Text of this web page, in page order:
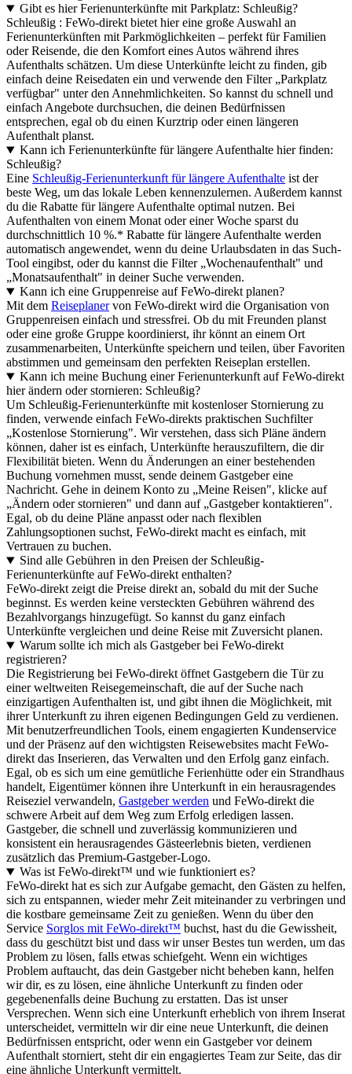
Gibt es hier Ferienunterkünfte mit Parkplatz: Schleußig?
Schleußig : FeWo-direkt bietet hier eine große Auswahl an
Ferienunterkünften mit Parkmöglichkeiten – perfekt für Familien
oder Reisende, die den Komfort eines Autos während ihres
Aufenthalts schätzen. Um diese Unterkünfte leicht zu finden, gib
einfach deine Reisedaten ein und verwende den Filter „Parkplatz
verfügbar" unter den Annehmlichkeiten. So kannst du schnell und
einfach Angebote durchsuchen, die deinen Bedürfnissen
entsprechen, egal ob du einen Kurztrip oder einen längeren
Aufenthalt planst.
Kann ich Ferienunterkünfte für längere Aufenthalte hier finden:
Schleußig?
Eine Schleußig-Ferienunterkunft für längere Aufenthalte ist der
beste Weg, um das lokale Leben kennenzulernen. Außerdem kannst
du die Rabatte für längere Aufenthalte optimal nutzen. Bei
Aufenthalten von einem Monat oder einer Woche sparst du
durchschnittlich 10 %.* Rabatte für längere Aufenthalte werden
automatisch angewendet, wenn du deine Urlaubsdaten in das Such-
Tool eingibst, oder du kannst die Filter „Wochenaufenthalt" und
„Monatsaufenthalt" in deiner Suche verwenden.
Kann ich eine Gruppenreise auf FeWo-direkt planen?
Mit dem Reiseplanervon FeWo-direkt wird die Organisation von
Gruppenreisen einfach und stressfrei. Ob du mit Freunden planst
oder eine große Gruppe koordinierst, ihr könnt an einem Ort
zusammenarbeiten, Unterkünfte speichern und teilen, über Favoriten
abstimmen und gemeinsam den perfekten Reiseplan erstellen.
Kann ich meine Buchung einer Ferienunterkunft auf FeWo-direkt
hier ändern oder stornieren: Schleußig?
Um Schleußig-Ferienunterkünfte mit kostenloser Stornierung zu
finden, verwende einfach FeWo-direkts praktischen Suchfilter
„Kostenlose Stornierung". Wir verstehen, dass sich Pläne ändern
können, daher ist es einfach, Unterkünfte herauszufiltern, die dir
Flexibilität bieten. Wenn du Änderungen an einer bestehenden
Buchung vornehmen musst, sende deinem Gastgeber eine
Nachricht. Gehe in deinem Konto zu „Meine Reisen", klicke auf
„Ändern oder stornieren" und dann auf „Gastgeber kontaktieren".
Egal, ob du deine Pläne anpasst oder nach flexiblen
Zahlungsoptionen suchst, FeWo-direkt macht es einfach, mit
Vertrauen zu buchen.
Sind alle Gebühren in den Preisen der Schleußig-
Ferienunterkünfte auf FeWo-direkt enthalten?
FeWo-direkt zeigt die Preise direkt an, sobald du mit der Suche
beginnst. Es werden keine versteckten Gebühren während des
Bezahlvorgangs hinzugefügt. So kannst du ganz einfach
Unterkünfte vergleichen und deine Reise mit Zuversicht planen.
Warum sollte ich mich als Gastgeber bei FeWo-direkt
registrieren?
Die Registrierung bei FeWo-direkt öffnet Gastgebern die Tür zu
einer weltweiten Reisegemeinschaft, die auf der Suche nach
einzigartigen Aufenthalten ist, und gibt ihnen die Möglichkeit, mit
ihrer Unterkunft zu ihren eigenen Bedingungen Geld zu verdienen.
Mit benutzerfreundlichen Tools, einem engagierten Kundenservice
und der Präsenz auf den wichtigsten Reisewebsites macht FeWo-
direkt das Inserieren, das Verwalten und den Erfolg ganz einfach.
Egal, ob es sich um eine gemütliche Ferienhütte oder ein Strandhaus
handelt, Eigentümer können ihre Unterkunft in ein herausragendes
Reiseziel verwandeln, Gastgeber werden und FeWo-direkt die
schwere Arbeit auf dem Weg zum Erfolg erledigen lassen.
Gastgeber, die schnell und zuverlässig kommunizieren und
konsistent ein herausragendes Gästeerlebnis bieten, verdienen
zusätzlich das Premium-Gastgeber-Logo.
Was ist FeWo-direkt™ und wie funktioniert es?
FeWo-direkt hat es sich zur Aufgabe gemacht, den Gästen zu helfen,
sich zu entspannen, wieder mehr Zeit miteinander zu verbringen und
die kostbare gemeinsame Zeit zu genießen. Wenn du über den
Service Sorglos mit FeWo-direkt™ buchst, hast du die Gewissheit,
dass du geschützt bist und dass wir unser Bestes tun werden, um das
Problem zu lösen, falls etwas schiefgeht. Wenn ein wichtiges
Problem auftaucht, das dein Gastgeber nicht beheben kann, helfen
wir dir, es zu lösen, eine ähnliche Unterkunft zu finden oder
gegebenenfalls deine Buchung zu erstatten. Das ist unser
Versprechen. Wenn sich eine Unterkunft erheblich von ihrem Inserat
unterscheidet, vermitteln wir dir eine neue Unterkunft, die deinen
Bedürfnissen entspricht, oder wenn ein Gastgeber vor deinem
Aufenthalt storniert, steht dir ein engagiertes Team zur Seite, das dir
eine ähnliche Unterkunft vermittelt.